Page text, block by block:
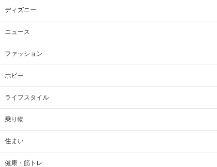
ディズニー
ニュース
ファッション
ホビー
ライフスタイル
乗り物
住まい
健康・筋トレ